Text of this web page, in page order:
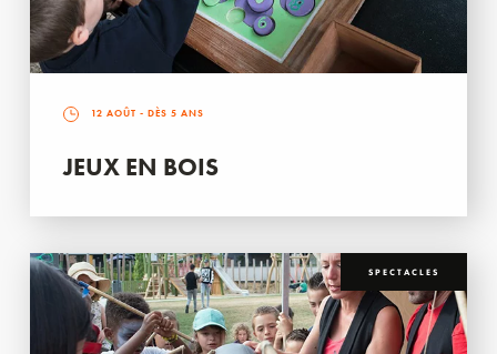
12 AOÛT - DÈS 5 ANS
JEUX EN BOIS
SPECTACLES